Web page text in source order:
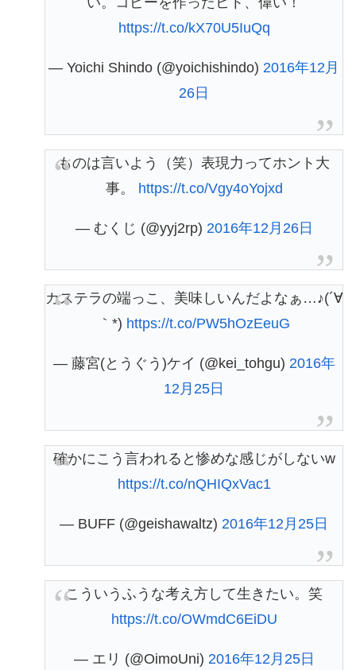
https://t.co/kX70U5IuQq
— Yoichi Shindo (@yoichishindo) 2016年12月
26日
ものは言いよう（笑）表現力ってホント大
事。 https://t.co/Vgy4oYojxd
— むくじ (@yyj2rp) 2016年12月26日
カステラの端っこ、美味しいんだよなぁ…♪(´∀
｀*) https://t.co/PW5hOzEeuG
— 藤宮(とうぐう)ケイ (@kei_tohgu) 2016年
12月25日
確かにこう言われると惨めな感じがしないw
https://t.co/nQHIQxVac1
— BUFF (@geishawaltz) 2016年12月25日
こういうふうな考え方して生きたい。笑
https://t.co/OWmdC6EiDU
— エリ (@OimoUni) 2016年12月25日